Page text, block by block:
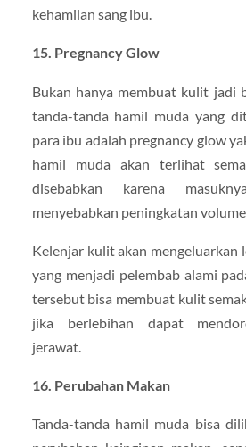
kehamilan sang ibu.
15. Pregnancy Glow
Bukan hanya membuat kulit jadi
tanda-tanda hamil muda yang
para ibu adalah pregnancy glow
hamil muda akan terlihat
disebabkan karena
menyebabkan peningkatan volume
Kelenjar kulit akan mengeluarkan
yang menjadi pelembab alami
tersebut bisa membuat kulit
jika berlebihan dapat
jerawat.
16. Perubahan Makan
Tanda-tanda hamil muda bisa